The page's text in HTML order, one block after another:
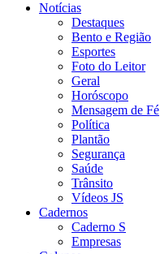
Notícias
Destaques
Bento e Região
Esportes
Foto do Leitor
Geral
Horóscopo
Mensagem de Fé
Política
Plantão
Segurança
Saúde
Trânsito
Vídeos JS
Cadernos
Caderno S
Empresas